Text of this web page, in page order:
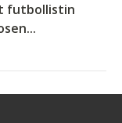
futbollistin